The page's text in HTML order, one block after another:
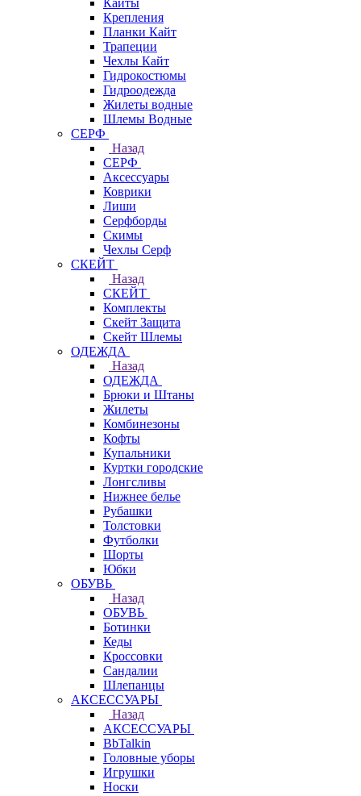
Кайты
Крепления
Планки Кайт
Трапеции
Чехлы Кайт
Гидрокостюмы
Гидроодежда
Жилеты водные
Шлемы Водные
СЕРФ
Назад
СЕРФ
Аксессуары
Коврики
Лиши
Серфборды
Скимы
Чехлы Cерф
СКЕЙТ
Назад
СКЕЙТ
Комплекты
Скейт Защита
Скейт Шлемы
ОДЕЖДА
Назад
ОДЕЖДА
Брюки и Штаны
Жилеты
Комбинезоны
Кофты
Купальники
Куртки городские
Лонгсливы
Нижнее белье
Рубашки
Толстовки
Футболки
Шорты
Юбки
ОБУВЬ
Назад
ОБУВЬ
Ботинки
Кеды
Кроссовки
Сандалии
Шлепанцы
АКСЕССУАРЫ
Назад
АКСЕССУАРЫ
BbTalkin
Головные уборы
Игрушки
Носки